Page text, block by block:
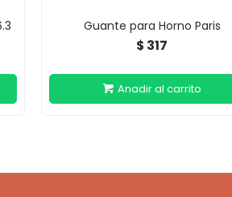
Guante para Horno Paris
$ 317